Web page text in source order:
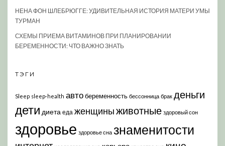
НЕНА ФОН ШЛЕБРЮГГЕ: УДИВИТЕЛЬНАЯ ИСТОРИЯ МАТЕРИ УМЫ
ТУРМАН
СХЕМЫ ПРИЕМА ВИТАМИНОВ ПРИ ПЛАНИРОВАНИИ
БЕРЕМЕННОСТИ: ЧТО ВАЖНО ЗНАТЬ
ТЭГИ
Sleep sleep-health автобеременность бессонница брак деньги
дети диета еда женщиныживотные здоровый сон
здоровье здоровье сна знаменитости